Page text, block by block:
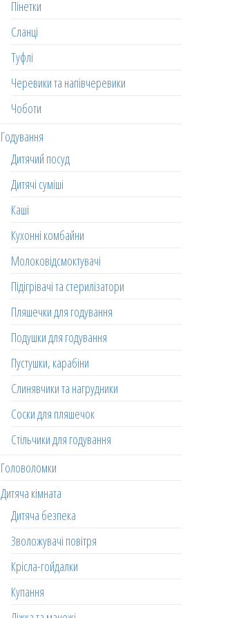
Пінетки
Сланці
Туфлі
Черевики та напівчеревики
Чоботи
Годування
Дитячий посуд
Дитячі суміші
Каші
Кухонні комбайни
Молоковідсмоктувачі
Підігрівачі та стерилізатори
Пляшечки для годування
Подушки для годування
Пустушки, карабіни
Слинявчики та нагрудники
Соски для пляшечок
Стільчики для годування
Головоломки
Дитяча кімната
Дитяча безпека
Зволожувачі повітря
Крісла-гойдалки
Купання